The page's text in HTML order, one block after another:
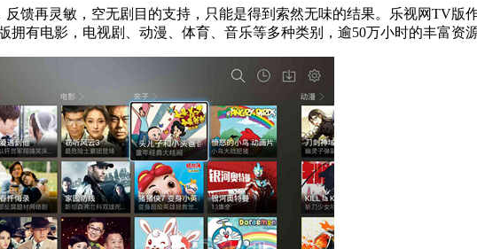
馈再灵敏，空无剧目的支持，只能是得到索然无味的结果。乐视网TV版
有电影，电视剧、动漫、体育、音乐等多种类别，逾50万小时的丰富资源